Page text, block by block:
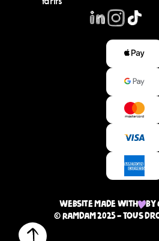
Website made with
by
© Ramdam 2025 — Tous